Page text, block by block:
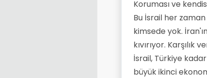
Koruması ve
Bu İsrail her
kimsede yok.
kıvırıyor. Karşılık
İsrail, Türkiye
büyük ikinci